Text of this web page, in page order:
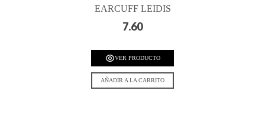
EARCUFF LEIDIS
7.60
VER PRODUCTO
AÑADIR A LA CARRITO